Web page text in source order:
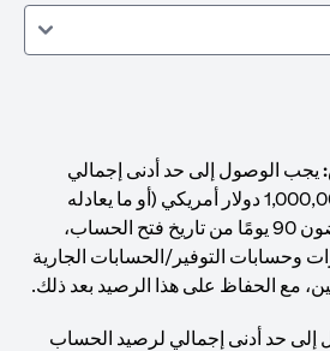
يجب الوصول إلى حد أدنى إجمالي
لرصيد الحساب قدره 1,000,000 دولار أمريكي (أو ما يعادله
بالعملات الأخرى) في غضون 90 يومًا من تاريخ فتح الحساب،
وحسابات التوفير/الحسابات الجارية
مع الحفاظ على هذا الرصيد بعد ذلك.
إلى حد أدنى إجمالي لرصيد الحساب